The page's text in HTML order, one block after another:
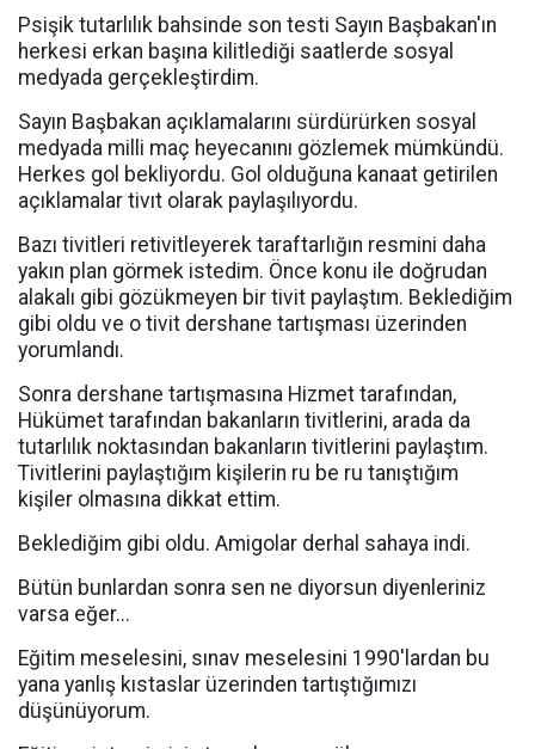
Psişik tutarlılık bahsinde son testi Sayın Başbakan'ın
herkesi erkan başına kilitlediği saatlerde sosyal
medyada gerçekleştirdim.
Sayın Başbakan açıklamalarını sürdürürken sosyal
medyada milli maç heyecanını gözlemek mümkündü.
Herkes gol bekliyordu. Gol olduğuna kanaat getirilen
açıklamalar tivıt olarak paylaşılıyordu.
Bazı tivitleri retivitleyerek taraftarlığın resmini daha
yakın plan görmek istedim. Önce konu ile doğrudan
alakalı gibi gözükmeyen bir tivit paylaştım. Beklediğim
gibi oldu ve o tivit dershane tartışması üzerinden
yorumlandı.
Sonra dershane tartışmasına Hizmet tarafından,
Hükümet tarafından bakanların tivitlerini, arada da
tutarlılık noktasından bakanların tivitlerini paylaştım.
Tivitlerini paylaştığım kişilerin ru be ru tanıştığım
kişiler olmasına dikkat ettim.
Beklediğim gibi oldu. Amigolar derhal sahaya indi.
Bütün bunlardan sonra sen ne diyorsun diyenleriniz
varsa eğer...
Eğitim meselesini, sınav meselesini 1990'lardan bu
yana yanlış kıstaslar üzerinden tartıştığımızı
düşünüyorum.